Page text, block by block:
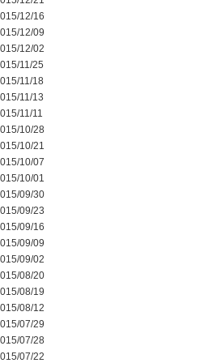
12/16
12/09
12/02
11/25
11/18
11/13
11/11
10/28
10/21
10/07
10/01
09/30
09/23
09/16
09/09
09/02
08/20
08/19
08/12
07/29
07/28
07/22